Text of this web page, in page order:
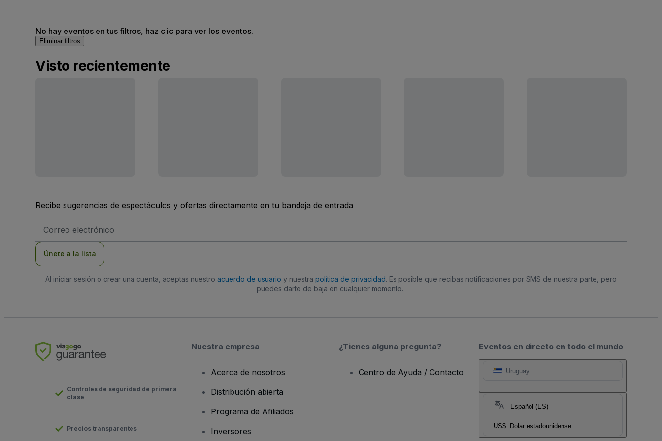
No hay eventos en tus filtros, haz clic para ver los eventos.
Eliminar filtros
Visto recientemente
Recibe sugerencias de espectáculos y ofertas directamente en tu bandeja de entrada
de
Únete a la lista
Al iniciar sesión o crear una cuenta, aceptas nuestro acuerdo de usuario y nuestra política de privacidad. Es posible que recibas notificaciones por SMS de nuestra parte, pero
puedes darte de baja en cualquier momento.
Eventos en directo en todo el mundo
Uruguay
Español (ES)
US$ Dolar estadounidense
Controles de seguridad de primera
clase
Precios transparentes
Nuestra empresa
Acerca de nosotros
Distribución abierta
Programa de Afiliados
Inversores
¿Tienes alguna pregunta?
Centro de Ayuda / Contacto